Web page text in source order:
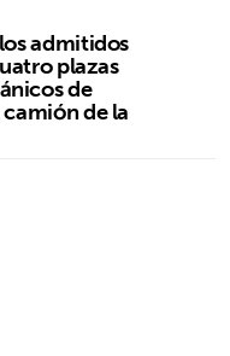
admitidos
plazas
de
de la